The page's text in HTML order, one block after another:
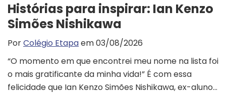
Histórias para inspirar: Ian Kenzo
Simões Nishikawa
PorColégio Etapaem 03/08/2026
“O momento em que encontrei meu nome na lista foi
o mais gratificante da minha vida!” É com essa
felicidade que Ian Kenzo Simões Nishikawa, ex-aluno...